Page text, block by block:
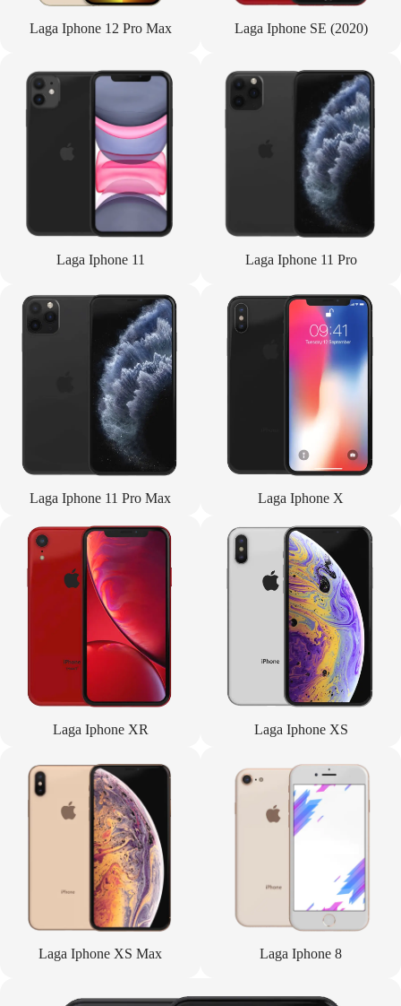
Laga Iphone 12 Pro Max Laga Iphone SE (2020)
Laga Iphone 11 Laga Iphone 11 Pro
Laga Iphone 11 Pro Max Laga Iphone X
Laga Iphone XR Laga Iphone XS
Laga Iphone XS Max Laga Iphone 8